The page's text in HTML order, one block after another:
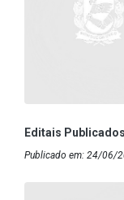
Editais
Publicado em: 24/06/